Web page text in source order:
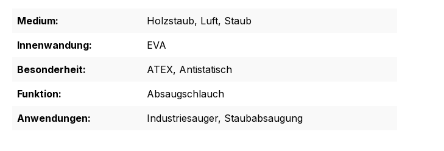
Medium:
Holzstaub, Luft, Staub
Innenwandung:
EVA
Besonderheit:
ATEX, Antistatisch
Funktion:
Absaugschlauch
Anwendungen:
Industriesauger, Staubabsaugung